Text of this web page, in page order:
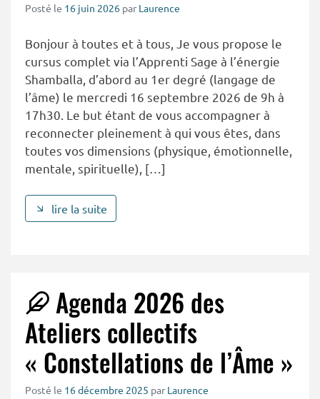
Posté le 16 juin 2026 par Laurence
Bonjour à toutes et à tous, Je vous propose le
cursus complet via l’Apprenti Sage à l’énergie
Shamballa, d’abord au 1er degré (langage de
l’âme) le mercredi 16 septembre 2026 de 9h à
17h30. Le but étant de vous accompagner à
reconnecter pleinement à qui vous êtes, dans
toutes vos dimensions (physique, émotionnelle,
mentale, spirituelle), […]
lire la suite
Agenda 2026 des
Ateliers collectifs
« Constellations de l’Âme »
Posté le 16 décembre 2025 par Laurence